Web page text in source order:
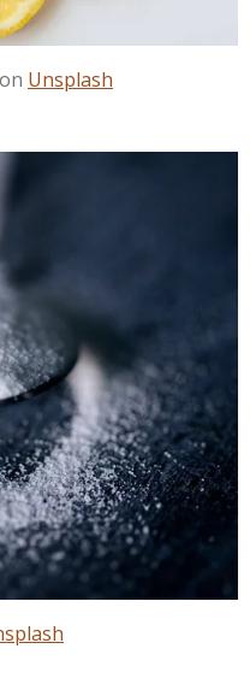
on Unsplash